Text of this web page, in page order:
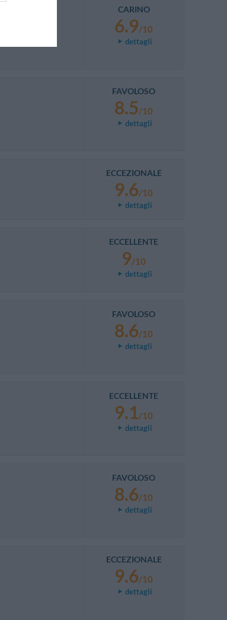
CARINO
6.9/10
dettagli
FAVOLOSO
8.5/10
dettagli
ECCEZIONALE
9.6/10
dettagli
ECCELLENTE
9/10
dettagli
FAVOLOSO
8.6/10
dettagli
ECCELLENTE
9.1/10
dettagli
FAVOLOSO
8.6/10
dettagli
ECCEZIONALE
9.6/10
dettagli